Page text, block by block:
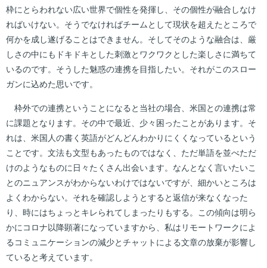
枠にとらわれない広い世界で個性を発揮し、その個性が融合しなけ
ればいけない。そうでなければチームとして現状を超えたところで
何かを成し遂げることはできません。そしてそのような融合は、厳
しさの中にもドキドキとした刺激とワクワクとした楽しさに満ちて
いるのです。そうした魅惑の連携を目指したい。それがこのスロー
ガンに込めた思いです。
枠外での連携ということになると当社の場合、米国との連携は常
に課題となります。その中で最近、少々困ったことがあります。そ
れは、米国人の書く英語がどんどんわかりにくくなっているという
ことです。文法も文型もあったものではなく、ただ単語を並べただ
けのようなものに日々たくさん出会います。なんとなく言いたいこ
とのニュアンスがわからないわけではないですが、細かいところは
よくわからない。それを確認しようとすると返信が来なくなった
り、時にはちょっとキレられてしまったりもする。この傾向は明ら
かにコロナ以降顕著になっていますから、私はリモートワークによ
るコミュニケーションの減少とチャットによる文章の放棄が影響し
ていると考えています。